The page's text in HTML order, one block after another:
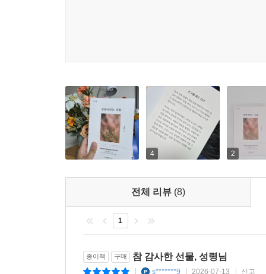
4 2
전체 리뷰 (8)
1
종이책 구매 참 감사한 선물, 성령님
s*******9 2026-07-13 신고